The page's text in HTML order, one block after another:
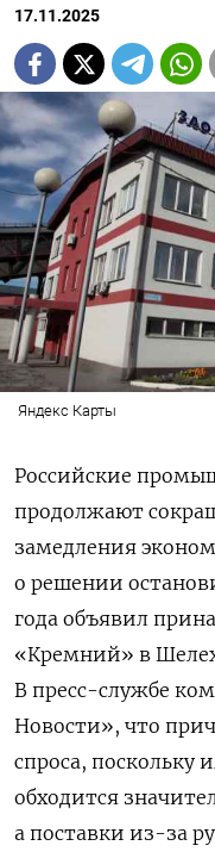
17.11.2025
Яндекс Карты
Российские
продолжают
замедления
о решении
года объявил
«Кремний» в
В пресс-службе
Новости», что п
спроса,
обходится
а поставки из-за